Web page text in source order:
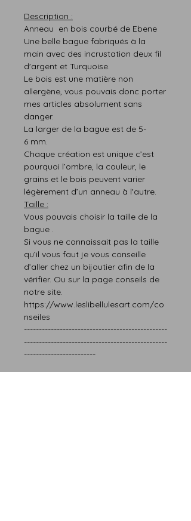
Description :
Anneau en bois courbé de Ebene
Une belle bague fabriqués à la
main avec des incrustation deux fil
d'argent et Turquoise.
Le bois est une matière non
allergène, vous pouvais donc porter
mes articles absolument sans
danger.
La larger de la bague est de 5-
6 mm.
Chaque création est unique c’est
pourquoi l’ombre, la couleur, le
grains et le bois peuvent varier
légèrement d’un anneau à l'autre.
Taille :
Vous pouvais choisir la taille de la
bague .
Si vous ne connaissait pas la taille
qu’il vous faut je vous conseille
d’aller chez un bijoutier afin de la
vérifier. Ou sur la page conseils de
notre site.
https://www.leslibellulesart.com/co
nseiles
------------------------------------------------
------------------------------------------------
------------------------